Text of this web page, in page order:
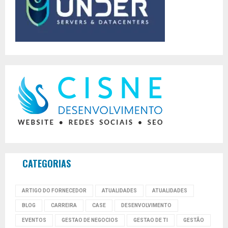
CATEGORIAS
ARTIGO DO FORNECEDOR ATUALIDADES ATUALIDADES
BLOG CARREIRA CASE DESENVOLVIMENTO
EVENTOS GESTAO DE NEGOCIOS GESTAO DE TI GESTÃO